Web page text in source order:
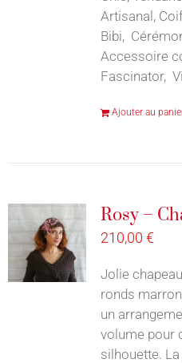
Artisanal,
Bibi,
Accessoire
Fascinator,
Ajouter au
Rosy –
210,00 €
Jolie
ronds
un
volume pour
silhouette.